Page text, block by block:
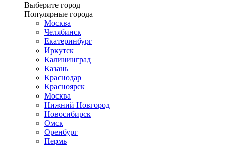
Выберите город
Популярные города
Москва
Челябинск
Екатеринбург
Иркутск
Калининград
Казань
Краснодар
Красноярск
Москва
Нижний Новгород
Новосибирск
Омск
Оренбург
Пермь